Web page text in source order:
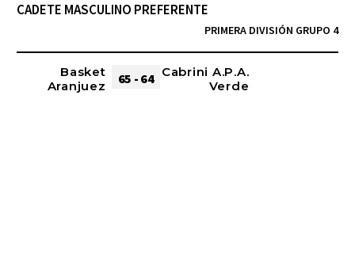
CADETE MASCULINO PREFERENTE
PRIMERA DIVISIÓN GRUPO 4
Basket
Aranjuez
65 - 64 Cabrini A.P.A.
Verde